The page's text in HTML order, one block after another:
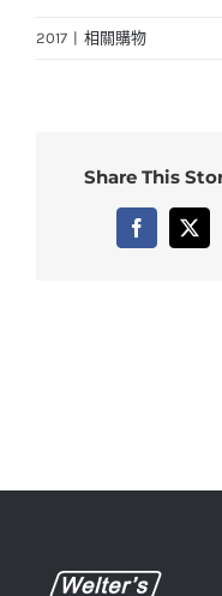
2017 | 相關購物
Share This
Facebook
X